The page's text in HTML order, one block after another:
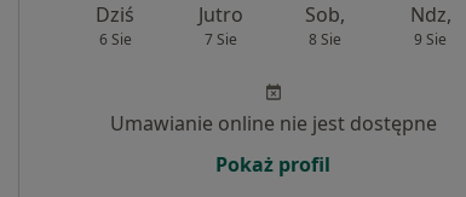
Dziś
6 Sie
Jutro
7 Sie
Sob,
8 Sie
Ndz,
9 Sie
Umawianie online nie jest dostępne
Pokaż profil